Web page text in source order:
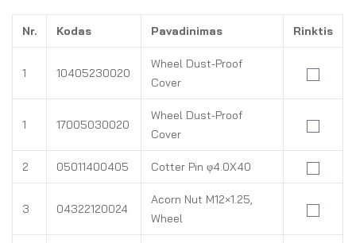
Nr. Kodas Pavadinimas Rinktis
1 10405230020
Wheel Dust-Proof
Cover
1 17005030020
Wheel Dust-Proof
Cover
2 05011400405 Cotter Pin φ4.0X40
3 04322120024
Acorn Nut M12×1.25,
Wheel